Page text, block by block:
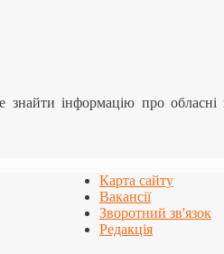
знайти інформацію про
Карта сайту
Вакансії
Зворотний зв'язок
Редакція